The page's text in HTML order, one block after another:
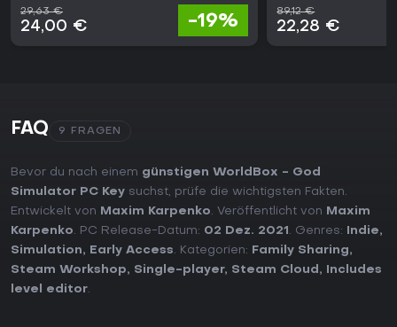
29,63 €
24,00 € -19%
89,12 €
22,28 €
FAQ 9 FRAGEN
Bevor du nach einem günstigen WorldBox - God
Simulator PC Key suchst, prüfe die wichtigsten Fakten.
Entwickelt von
Maxim Karpenko. Veröffentlicht von
Maxim
Karpenko. PC Release-Datum: 02 Dez. 2021 . Genres: Indie,
Simulation, Early Access. Kategorien: Family Sharing,
Steam Workshop, Single-player, Steam Cloud ,
Includes
level editor.